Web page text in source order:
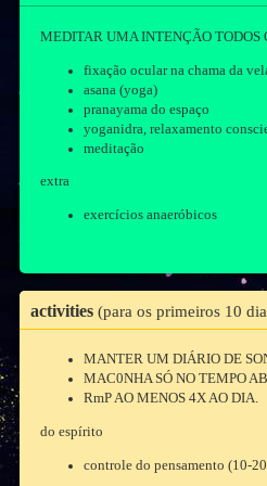
MEDITAR UMA INTENÇÃO TODOS
fixação ocular na chama da
asana (yoga)
pranayama do espaço
yoganidra, relaxamento
meditação
extra
exercícios anaeróbicos
activities (para os primeiros 10
MANTER UM DIÁRIO DE
MAC0NHA SÓ NO TEMPO
RmP AO MENOS 4X AO DIA.
do espírito
controle do pensamento (10-